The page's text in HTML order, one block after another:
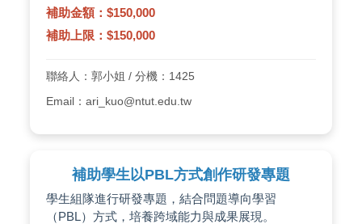
補助金額：$150,000
補助上限：$150,000
聯絡人：郭小姐 / 分機：1425
Email：ari_kuo@ntut.edu.tw
補助學生以PBL方式創作研發專題
學生組隊進行研發專題，結合問題導向學習
（PBL）方式，培養跨域能力與成果展現。